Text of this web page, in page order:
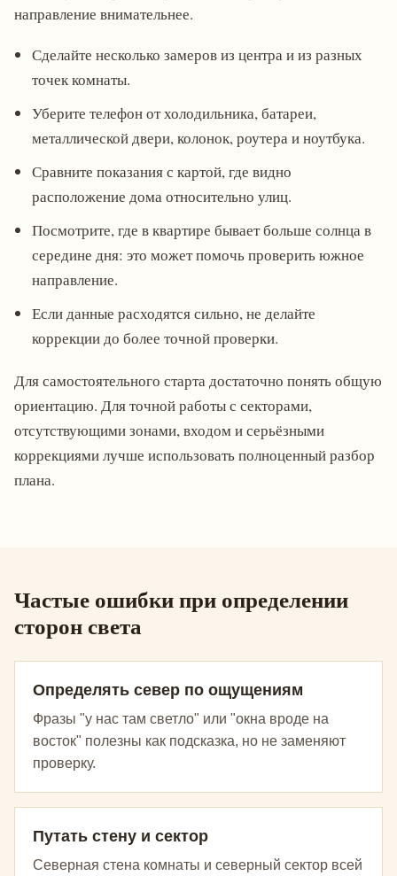
направление внимательнее.
Сделайте несколько замеров из центра и из разных
точек комнаты.
Уберите телефон от холодильника, батареи,
металлической двери, колонок, роутера и ноутбука.
Сравните показания с картой, где видно
расположение дома относительно улиц.
Посмотрите, где в квартире бывает больше солнца в
середине дня: это может помочь проверить южное
направление.
Если данные расходятся сильно, не делайте
коррекции до более точной проверки.
Для самостоятельного старта достаточно понять общую
ориентацию. Для точной работы с секторами,
отсутствующими зонами, входом и серьёзными
коррекциями лучше использовать полноценный разбор
плана.
Частые ошибки при определении
сторон света
Определять север по ощущениям
Фразы "у нас там светло" или "окна вроде на
восток" полезны как подсказка, но не заменяют
проверку.
Путать стену и сектор
Северная стена комнаты и северный сектор всей